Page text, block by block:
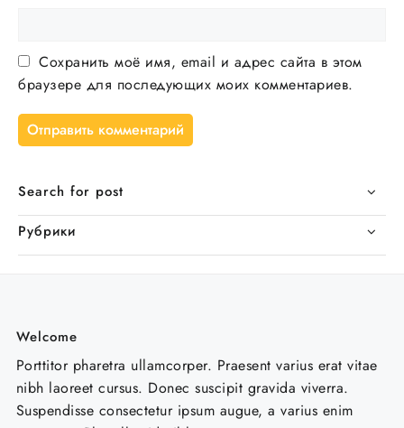
Сохранить моё имя, email и адрес сайта в этом
браузере для последующих моих комментариев.
Search for post
Рубрики
Welcome
Porttitor pharetra ullamcorper. Praesent varius erat vitae
nibh laoreet cursus. Donec suscipit gravida viverra.
Suspendisse consectetur ipsum augue, a varius enim